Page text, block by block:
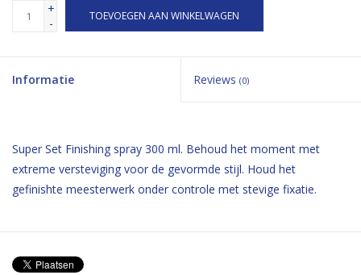
+
-
TOEVOEGEN AAN WINKELWAGEN
Informatie Reviews (0)
Super Set Finishing spray 300 ml. Behoud het moment met
extreme versteviging voor de gevormde stijl. Houd het
gefinishte meesterwerk onder controle met stevige fixatie.